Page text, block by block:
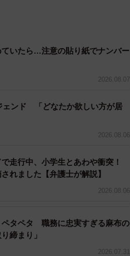
いたら…注意の貼り紙でナンバー
2026.08.07
ェンド 「どなたか欲しい方が居
2026.08.06
走行中、小学生とあわや衝突！
れました【弁護士が解説】
2026.08.06
ペタペタ 職務に忠実すぎる麻布の
締まり」
2026.07.31